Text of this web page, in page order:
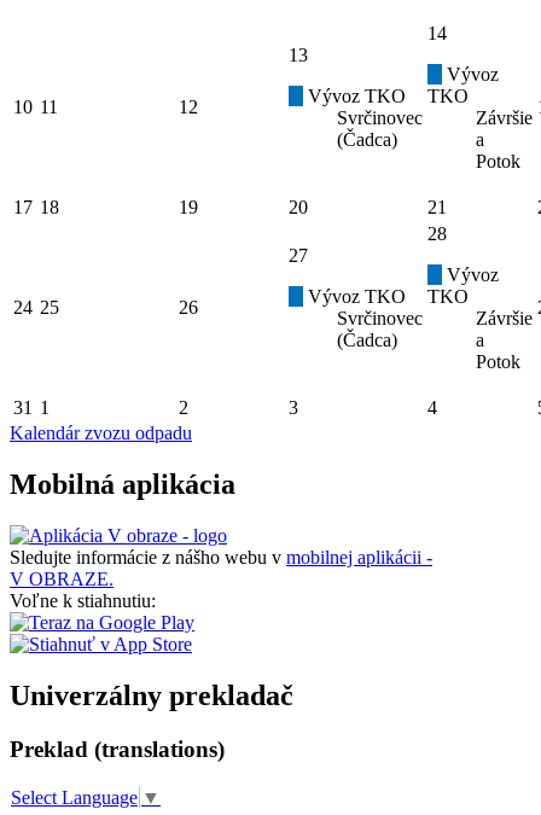
10 11 12
13
Vývoz TKO
Svrčinovec
(Čadca)
14
Vývoz
TKO
Závršie
a
Potok
17 18 19 20 21
24 25 26
27
Vývoz TKO
Svrčinovec
(Čadca)
28
Vývoz
TKO
Závršie
a
Potok
31 1 2 3 4
Kalendár zvozu odpadu
Mobilná aplikácia
Sledujte informácie z nášho webu v mobilnej aplikácii -
V OBRAZE.
Voľne k stiahnutiu:
Univerzálny prekladač
Preklad (translations)
Select Language ▼